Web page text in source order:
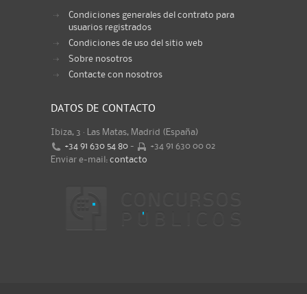
Condiciones generales del contrato para
usuarios registrados
Condiciones de uso del sitio web
Sobre nosotros
Contacte con nosotros
DATOS DE CONTACTO
Ibiza, 3 · Las Matas, Madrid (España)
+34 91 630 54 80 -
+34 91 630 00 02
Enviar e-mail: contacto